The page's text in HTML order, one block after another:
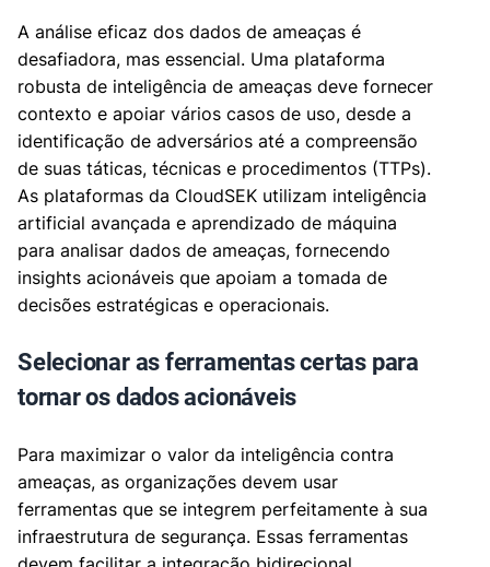
A análise eficaz dos dados de ameaças é
desafiadora, mas essencial. Uma plataforma
robusta de inteligência de ameaças deve fornecer
contexto e apoiar vários casos de uso, desde a
identificação de adversários até a compreensão
de suas táticas, técnicas e procedimentos (TTPs).
As plataformas da CloudSEK utilizam inteligência
artificial avançada e aprendizado de máquina
para analisar dados de ameaças, fornecendo
insights acionáveis que apoiam a tomada de
decisões estratégicas e operacionais.
Selecionar as ferramentas certas para
tornar os dados acionáveis
Para maximizar o valor da inteligência contra
ameaças, as organizações devem usar
ferramentas que se integrem perfeitamente à sua
infraestrutura de segurança. Essas ferramentas